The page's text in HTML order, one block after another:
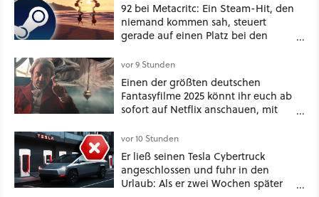
92 bei Metacritc: Ein Steam-Hit, den
niemand kommen sah, steuert
gerade auf einen Platz bei den
vor 9 Stunden
Einen der größten deutschen
Fantasyfilme 2025 könnt ihr euch ab
sofort auf Netflix anschauen, mit
vor 10 Stunden
Er ließ seinen Tesla Cybertruck
angeschlossen und fuhr in den
Urlaub: Als er zwei Wochen später